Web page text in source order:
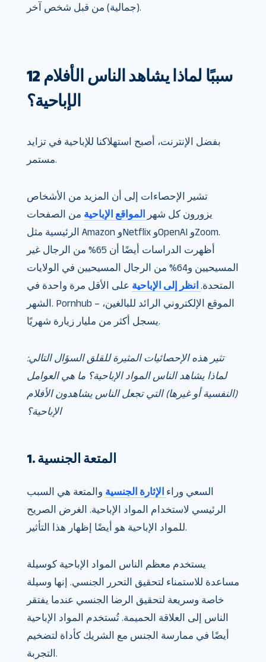
(جمالية) من قبل شخص آخر.
12 سببًا لماذا يشاهد الناس الأفلام
الإباحية؟
بفضل الإنترنت، أصبح استهلاكنا للإباحية في تزايد
مستمر.
تشير الإحصاءات إلى أن المزيد من الأشخاص
يزورون كل شهر
المواقع الإباحية من الصفحات
الرئيسية مثل Amazon وNetflix وOpenAI وZoom.
أظهرت الدراسات أيضًا أن 65% من الرجال غير
المسيحيين و64% من الرجال المسيحيين في الولايات
المتحدة. انظر إلى الإباحية على الأقل مرة واحدة في
الشهر. Pornhub – الموقع الإلكتروني الرائد للبالغين،
يسجل أكثر من مليار زيارة شهريًا.
تثير هذه الإحصائيات المثيرة للقلق السؤال التالي:
لماذا يشاهد الناس المواد الإباحية؟ ما هي العوامل
(النفسية أو غيرها) التي تجعل الناس يشاهدون الأفلام
الإباحية؟
1. المتعة الجنسية
السعي وراء الإثارة الجنسية والمتعة هي السبب
الرئيسي لاستخدام المواد الإباحية. الغرض الصريح
للمواد الإباحية هو أيضًا إظهار هذا التأثير.
يستخدم معظم الناس المواد الإباحية كوسيلة
مساعدة للاستمناء لتحقيق التحرر الجنسي. إنها وسيلة
خاصة وسريعة لتحقيق الرضا الجنسي عندما يفتقر
الناس إلى العلاقة الحميمة. تُستخدم المواد الإباحية
أيضًا في ممارسة الجنس مع الشريك كأداة لتضخيم
التجربة.